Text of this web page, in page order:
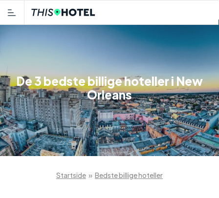
De 3 bedste billige hoteller i New
Orleans
Startside » Bedste billige hoteller